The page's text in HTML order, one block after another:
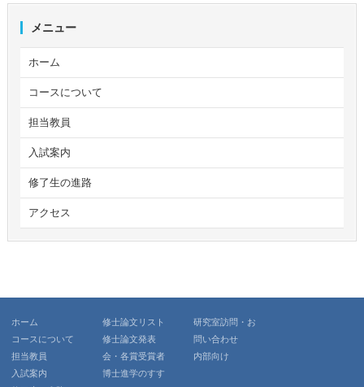
メニュー
ホーム
コースについて
担当教員
入試案内
修了生の進路
アクセス
ホーム
コースについて
担当教員
入試案内
修士論文リスト
修士論文発表
会・各賞受賞者
博士進学のすす
研究室訪問・お
問い合わせ
内部向け